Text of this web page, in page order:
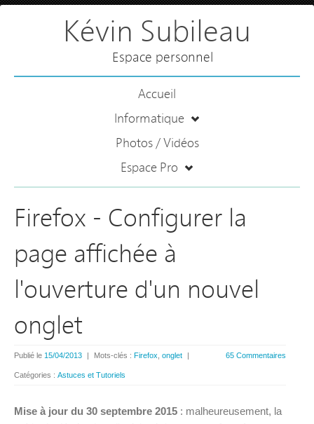
Kévin Subileau
Espace personnel
Accueil
Informatique
Photos / Vidéos
Espace Pro
Firefox - Configurer la
page affichée à
l'ouverture d'un nouvel
onglet
65 Commentaires
Publié le 15/04/2013 | Mots-clés : Firefox onglet |
Catégories : Astuces et Tutoriels
Mise à jour du 30 septembre 2015 : malheureusement, la